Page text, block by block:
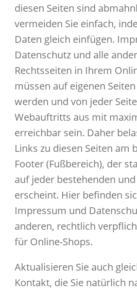
diesen Seiten sind
vermeiden Sie einfach,
Daten gleich einfügen.
Datenschutz und alle
Rechtsseiten in Ihrem
müssen auf eigenen
werden und von jeder
Webauftritts aus mit
erreichbar sein. Daher
Links zu diesen Seiten am
Footer (Fußbereich), der
auf jeder bestehenden
erscheint. Hier befinden
Impressum und
anderen, rechtlich
für Online-Shops.
Aktualisieren Sie auch
Kontakt, die Sie natürlich